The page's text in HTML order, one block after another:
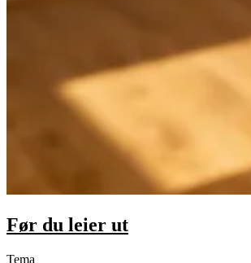
Før du leier ut
Tema